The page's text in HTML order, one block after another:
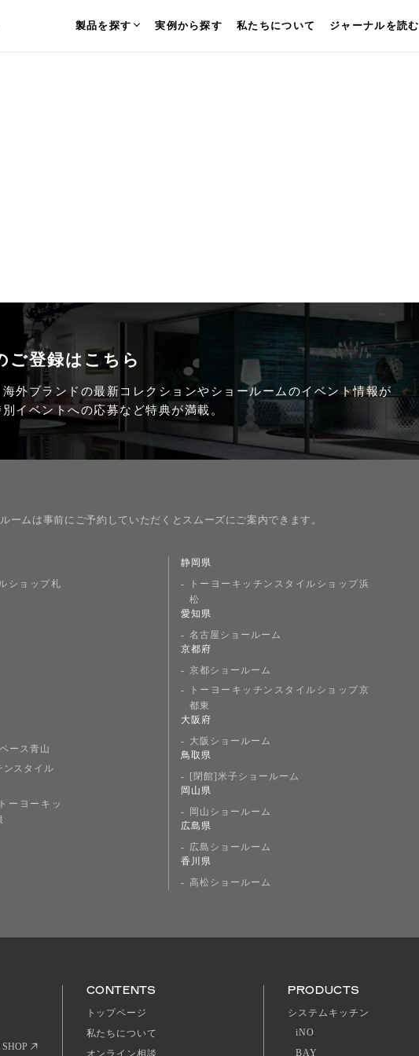
製品を探す 実例から探す 私たちについて ジャーナルを読む
ご登録はこちら
外ブランドの最新コレクションやショールームのイベント情報が
イベントへの応募など特典が満載。
ームは事前にご予約していただくとスムーズにご案内できます。
ショップ札
ース青山
ンスタイル
ーヨーキッ
静岡県
トーヨーキッチンスタイルショップ浜
松
愛知県
名古屋ショールーム
京都府
京都ショールーム
トーヨーキッチンスタイルショップ京
都東
大阪府
大阪ショールーム
鳥取県
[閉館]米子ショールーム
岡山県
岡山ショールーム
広島県
広島ショールーム
香川県
高松ショールーム
CONTENTS
トップページ
私たちについて
オンライン相談
PRODUCTS
システムキッチン
iNO
BAY